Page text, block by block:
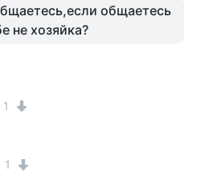
общаетесь
не хозяйка?
1
1